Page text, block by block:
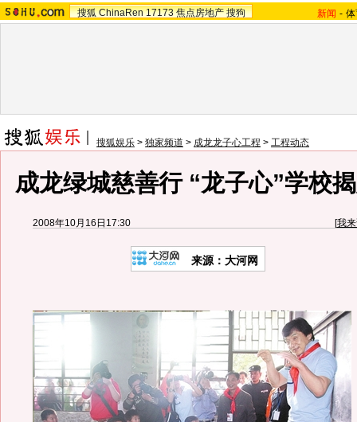
搜狐 ChinaRen 17173 焦点房地产 搜狗 新闻 -
搜狐娱乐 > 独家频道 > 成龙龙子心工程 > 工程动态
成龙绿城慈善行 “龙子心”学校
2008年10月16日17:30 [我
来源： 大河网